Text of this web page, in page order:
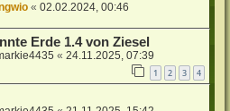
«02.02.2024, 00:46
Erde 1.4 von Ziesel
«24.11.2025, 07:39
1 2 3 4